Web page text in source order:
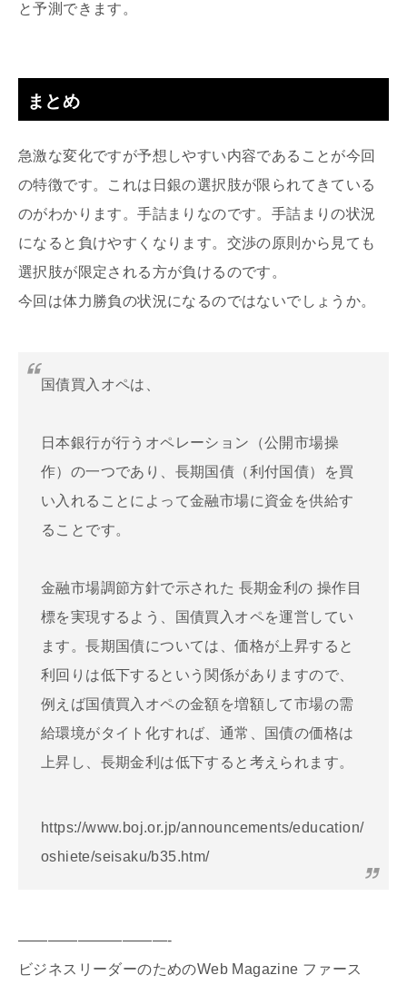
と予測できます。
まとめ
急激な変化ですが予想しやすい内容であることが今回
の特徴です。これは日銀の選択肢が限られてきている
のがわかります。手詰まりなのです。手詰まりの状況
になると負けやすくなります。交渉の原則から見ても
選択肢が限定される方が負けるのです。
今回は体力勝負の状況になるのではないでしょうか。
国債買入オペは、
日本銀行が行うオペレーション（公開市場操
作）の一つであり、長期国債（利付国債）を買
い入れることによって金融市場に資金を供給す
ることです。
金融市場調節方針で示された 長期金利の 操作目
標を実現するよう、国債買入オペを運営してい
ます。長期国債については、価格が上昇すると
利回りは低下するという関係がありますので、
例えば国債買入オペの金額を増額して市場の需
給環境がタイト化すれば、通常、国債の価格は
上昇し、長期金利は低下すると考えられます。
https://www.boj.or.jp/announcements/education/
oshiete/seisaku/b35.htm/
——————————-
ビジネスリーダーのためのWeb Magazine ファース